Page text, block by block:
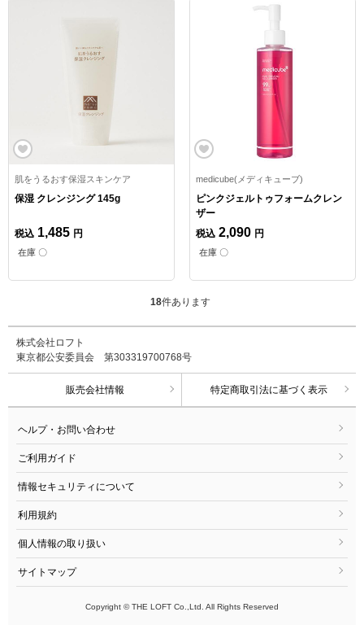
肌をうるおす保湿スキンケア
保湿 クレンジング 145g
税込 1,485 円
在庫 〇
medicube(メディキューブ)
ピンクジェルトゥフォームクレン
ザー
税込 2,090 円
在庫 〇
18件あります
株式会社ロフト
東京都公安委員会 第303319700768号
販売会社情報 特定商取引法に基づく表示
ヘルプ・お問い合わせ
ご利用ガイド
情報セキュリティについて
利用規約
個人情報の取り扱い
サイトマップ
Copyright © THE LOFT Co.,Ltd. All Rights Reserved